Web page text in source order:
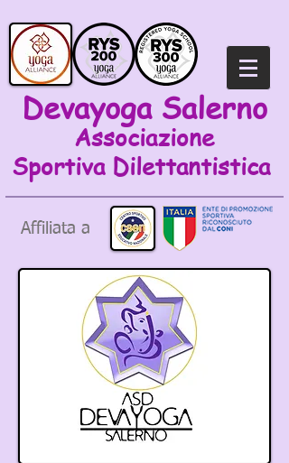
Devayoga Salerno
Associazione
Sportiva Dilettantistica
Affiliata a